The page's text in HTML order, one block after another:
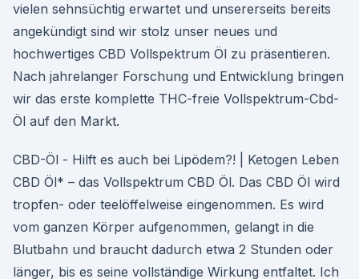
vielen sehnsüchtig erwartet und unsererseits bereits
angekündigt sind wir stolz unser neues und
hochwertiges CBD Vollspektrum Öl zu präsentieren.
Nach jahrelanger Forschung und Entwicklung bringen
wir das erste komplette THC-freie Vollspektrum-Cbd-
Öl auf den Markt.
CBD-Öl - Hilft es auch bei Lipödem?! | Ketogen Leben
CBD Öl* – das Vollspektrum CBD Öl. Das CBD Öl wird
tropfen- oder teelöffelweise eingenommen. Es wird
vom ganzen Körper aufgenommen, gelangt in die
Blutbahn und braucht dadurch etwa 2 Stunden oder
länger, bis es seine vollständige Wirkung entfaltet. Ich